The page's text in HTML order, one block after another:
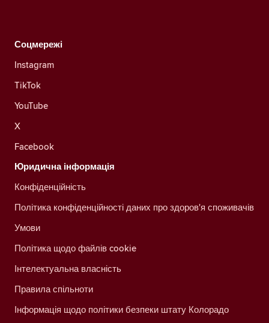
Соцмережі
Instagram
TikTok
YouTube
X
Facebook
Юридична інформація
Конфіденційність
Політика конфіденційності даних про здоров'я споживачів
Умови
Політика щодо файлів cookie
Інтелектуальна власність
Правила спільноти
Інформація щодо політики безпеки штату Колорадо